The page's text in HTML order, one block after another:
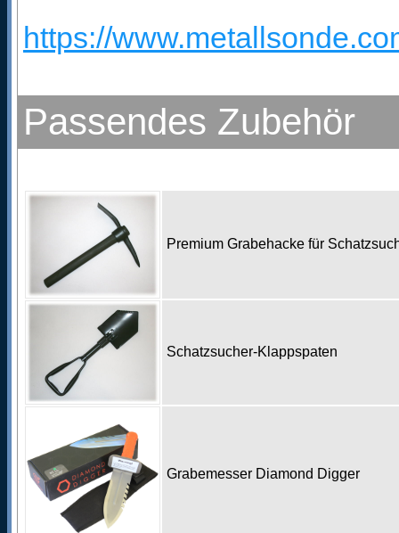
https://
Passendes Zubehör
Premium Grabehacke für
Schatzsucher-Klappspaten
Grabemesser Diamond Digger